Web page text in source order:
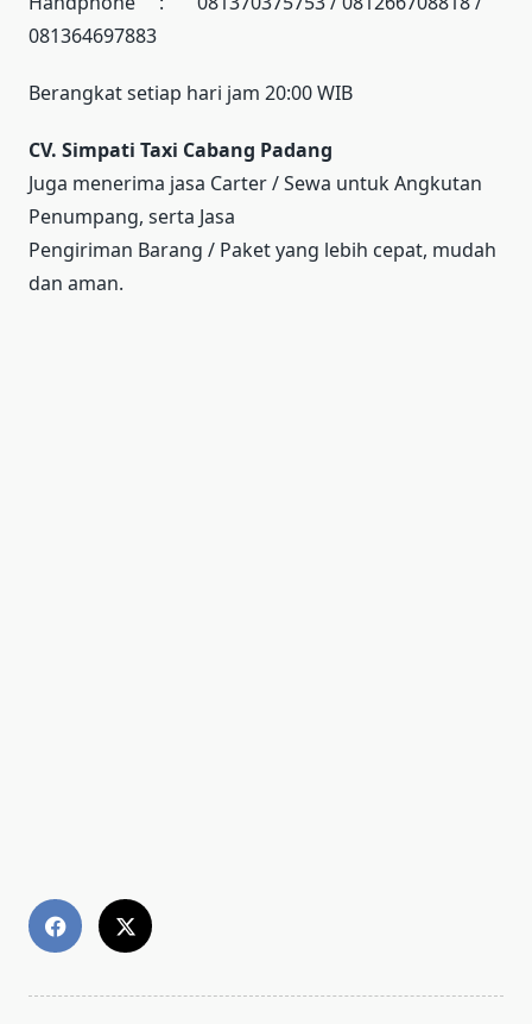
081364697883
Berangkat setiap hari jam 20:00 WIB
CV. Simpati Taxi Cabang Padang
Juga menerima jasa Carter / Sewa untuk Angkutan
Penumpang, serta Jasa
Pengiriman Barang / Paket yang lebih cepat, mudah
dan aman.